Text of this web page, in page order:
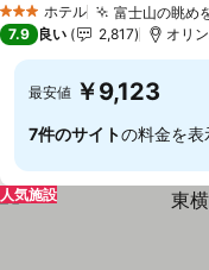
3 ホテルのランク
ホテル 富士山の眺め
7.9 良い 2,817 オリ
最安値 ￥9,123
7件のサイトの料金を表
人気施設